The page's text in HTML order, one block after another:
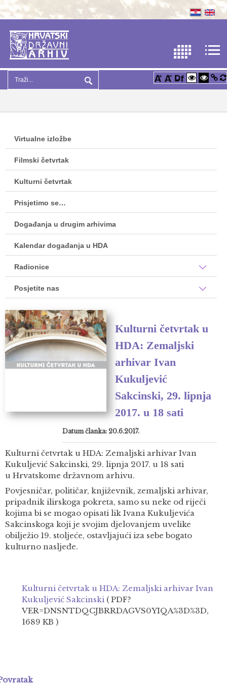
Virtualne izložbe
Filmski četvrtak
Kulturni četvrtak
Prisjetimo se…
Događanja u drugim arhivima
Kalendar događanja u HDA
Radionice
Posjetite nas
Kulturni četvrtak u
HDA: Zemaljski
arhivar Ivan
Kukuljević
Sakcinski, 29. lipnja
2017. u 18 sati
Datum članka: 20.6.2017.
Kulturni četvrtak u HDA: Zemaljski arhivar Ivan
Kukuljević Sakcinski, 29. lipnja 2017. u 18 sati
u Hrvatskome državnom arhivu.
Povjesničar, političar, književnik, zemaljski arhivar,
pripadnik ilirskoga pokreta, samo su neke od riječi
kojima bi se mogao opisati lik Ivana Kukuljevića
Sakcinskoga koji je svojim djelovanjem uvelike
obilježio 19. stoljeće, ostavljajući iza sebe bogato
kulturno nasljeđe.
Kulturni četvrtak u HDA: Zemaljski arhivar Ivan
Kukuljević Sakcinski ( PDF?
VER=DNSNTDQCJBRRDAGVS0YIQA%3D%3D,
1689 KB )